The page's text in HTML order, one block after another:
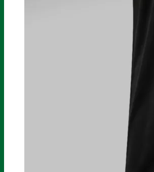
SPORTS